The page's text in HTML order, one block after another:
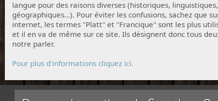
langue pour des raisons diverses (historiques, linguistiques,
géographiques...). Pour éviter les confusions, sachez que
internet, les termes "Platt" et "Francique" sont les plus
et il en va de même sur ce site. Ils désignent donc tous
notre parler.
Pour plus d'informations cliquez ici.